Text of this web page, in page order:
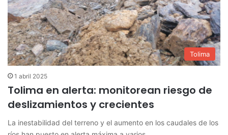
Tolima
1 abril 2025
Tolima en alerta: monitorean riesgo de
deslizamientos y crecientes
La inestabilidad del terreno y el aumento en los caudales de los